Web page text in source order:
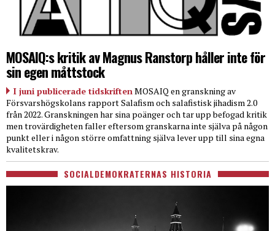
MOSAIQ:s kritik av Magnus Ranstorp håller inte för
sin egen måttstock
I juni publicerade tidskriften MOSAIQ en granskning av
Försvarshögskolans rapport Salafism och salafistisk jihadism 2.0
från 2022. Granskningen har sina poänger och tar upp befogad kritik
men trovärdigheten faller eftersom granskarna inte själva på någon
punkt eller i någon större omfattning själva lever upp till sina egna
kvalitetskrav.
SOCIALDEMOKRATERNAS HISTORIA